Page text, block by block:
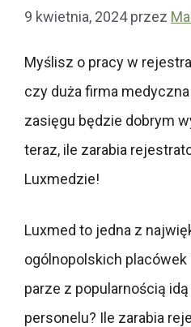
9 kwietnia, 2024 przez
Myślisz o pracy w
czy duża firma
zasięgu będzie dobrym
teraz, ile zarabia
Luxmedzie!
Luxmed to jedna z
ogólnopolskich
parze z popularnością
personelu? Ile zarabia